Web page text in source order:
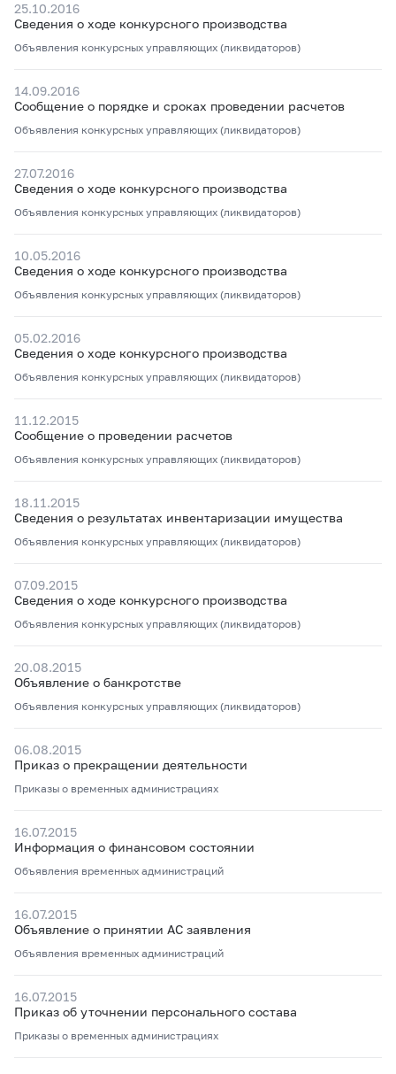
25.10.2016
Сведения о ходе конкурсного производства
Объявления конкурсных управляющих (ликвидаторов)
14.09.2016
Сообщение о порядке и сроках проведении расчетов
Объявления конкурсных управляющих (ликвидаторов)
27.07.2016
Сведения о ходе конкурсного производства
Объявления конкурсных управляющих (ликвидаторов)
10.05.2016
Сведения о ходе конкурсного производства
Объявления конкурсных управляющих (ликвидаторов)
05.02.2016
Сведения о ходе конкурсного производства
Объявления конкурсных управляющих (ликвидаторов)
11.12.2015
Сообщение о проведении расчетов
Объявления конкурсных управляющих (ликвидаторов)
18.11.2015
Сведения о результатах инвентаризации имущества
Объявления конкурсных управляющих (ликвидаторов)
07.09.2015
Сведения о ходе конкурсного производства
Объявления конкурсных управляющих (ликвидаторов)
20.08.2015
Объявление о банкротстве
Объявления конкурсных управляющих (ликвидаторов)
06.08.2015
Приказ о прекращении деятельности
Приказы о временных администрациях
16.07.2015
Информация о финансовом состоянии
Объявления временных администраций
16.07.2015
Объявление о принятии АС заявления
Объявления временных администраций
16.07.2015
Приказ об уточнении персонального состава
Приказы о временных администрациях